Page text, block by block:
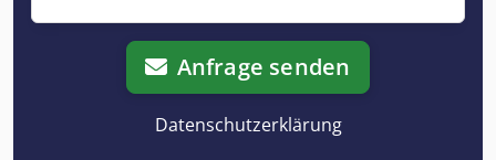
Anfrage senden
Datenschutzerklärung